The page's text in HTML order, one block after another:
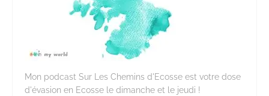
Mon podcast Sur Les Chemins d'Ecosse est votre dose
d'évasion en Ecosse le dimanche et le jeudi !